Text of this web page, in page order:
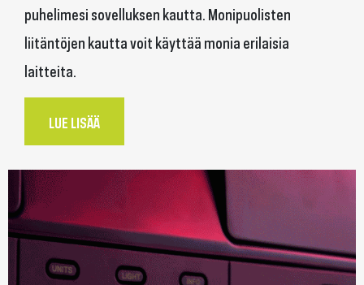
puhelimesi sovelluksen kautta. Monipuolisten
liitäntöjen kautta voit käyttää monia erilaisia
laitteita.
LUE LISÄÄ